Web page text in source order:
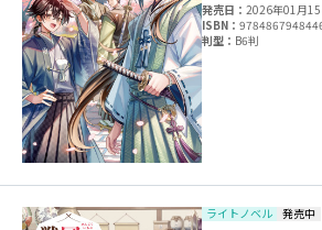
発売日：2026年01月15
ISBN：
判型： B6判
ライトノベル 発売中